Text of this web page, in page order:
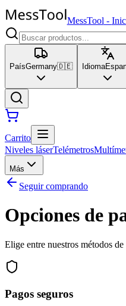
MessTool -
PaísGermany🇩🇪 Idioma
Carrito
Niveles láserTelémetros
Más
Seguir comprando
Opciones de
Elige entre nuestros métodos
Pagos seguros